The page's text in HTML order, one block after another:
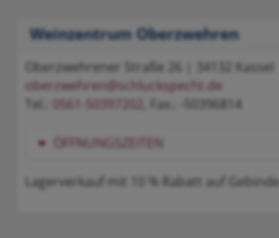
Weinzentrum Oberzwehren
Oberzwehrener Straße 26 | 34132 Kassel
oberzwehren@schluckspecht.de
Tel.:
0561-50397202 , Fax.: -50396814
ÖFFNUNGSZEITEN
Lagerverkauf mit 10 % Rabatt auf Gebinde